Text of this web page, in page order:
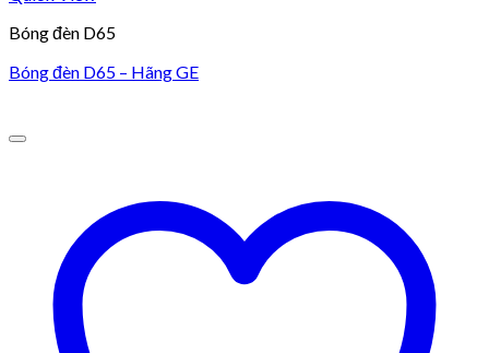
Bóng đèn D65
Bóng đèn D65 – Hãng GE